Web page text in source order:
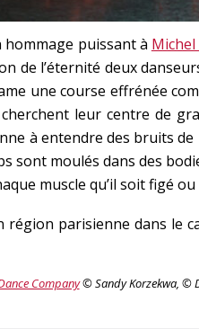
hommage puissant à Michel
de l’éternité deux
une course effrénée
leur centre de
à entendre des bruits
sont moulés dans des
muscle qu’il soit figé
parisienne dans le
Company© Sandy Korzekwa, ©